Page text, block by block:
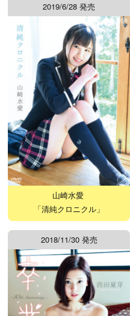
2019/6/28 発売
山崎水愛
「清純クロニクル」
2018/11/30 発売